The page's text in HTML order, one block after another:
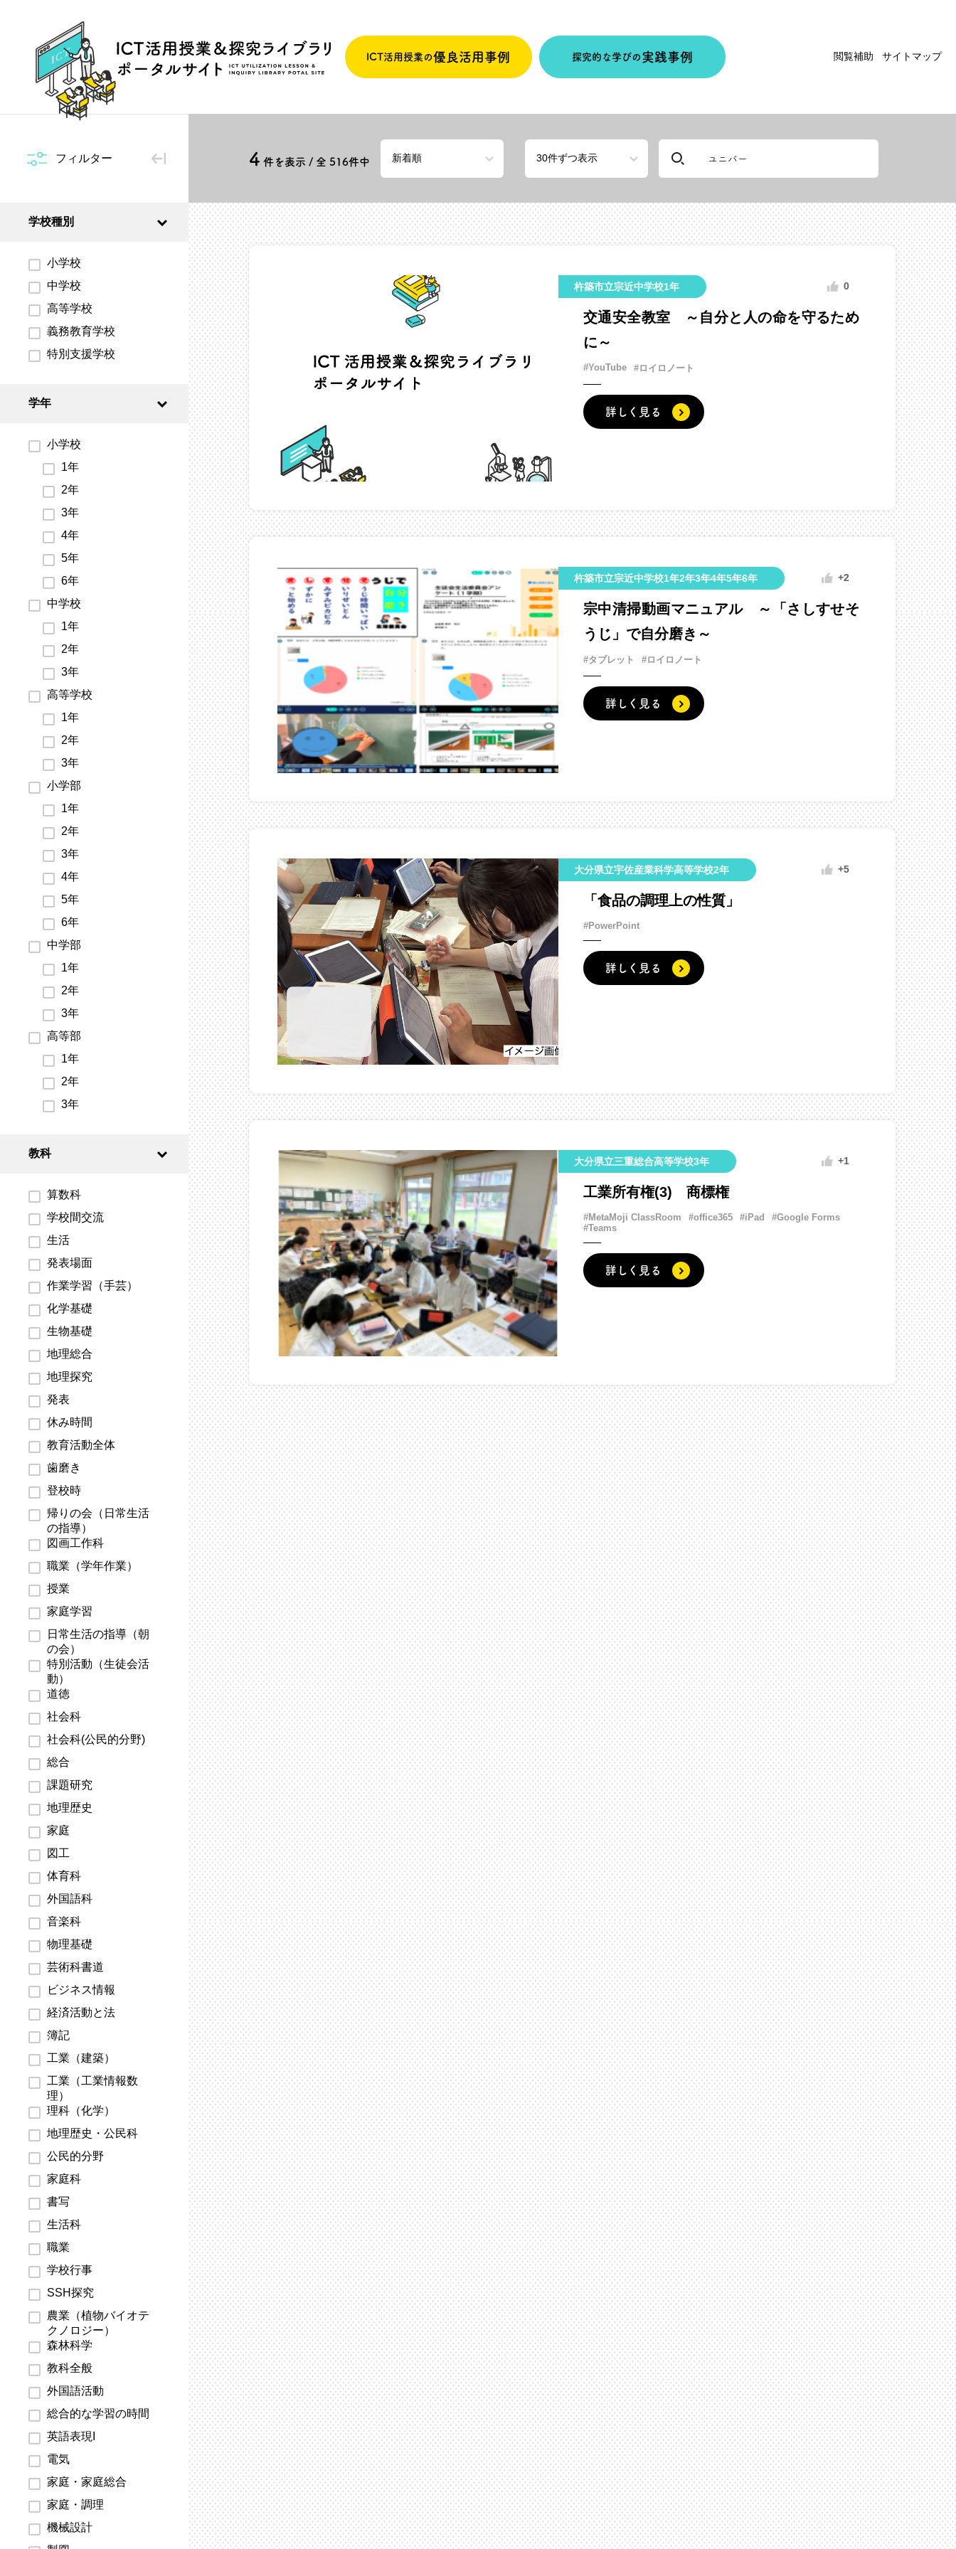
ICT活用授業の優良活用事例 探究的な学びの 実践事例 閲覧補助 サイトマップ
フィルター 4 件を表示 / 全 516件中
学校種別
小学校
中学校
高等学校
義務教育学校
特別支援学校
学年
小学校
1年
2年
3年
4年
5年
6年
中学校
1年
2年
3年
高等学校
1年
2年
3年
小学部
1年
2年
3年
4年
5年
6年
中学部
1年
2年
3年
高等部
1年
2年
3年
教科
算数科
学校間交流
生活
発表場面
作業学習（手芸）
化学基礎
生物基礎
地理総合
地理探究
発表
休み時間
教育活動全体
歯磨き
登校時
帰りの会（日常生活
の指導）
図画工作科
職業（学年作業）
授業
家庭学習
日常生活の指導（朝
の会）
特別活動（生徒会活
動）
道徳
社会科
社会科(公民的分野)
総合
課題研究
地理歴史
家庭
図工
体育科
外国語科
音楽科
物理基礎
芸術科書道
ビジネス情報
経済活動と法
簿記
工業（建築）
工業（工業情報数
理）
理科（化学）
地理歴史・公民科
公民的分野
家庭科
書写
生活科
職業
学校行事
SSH探究
農業（植物バイオテ
クノロジー）
森林科学
教科全般
外国語活動
総合的な学習の時間
英語表現I
電気
家庭・家庭総合
家庭・調理
機械設計
杵築市立宗近中学校1年 0
交通安全教室 ～自分と人の命を守るため
に～
#YouTube #ロイロノート
詳しく見る
杵築市立宗近中学校1年2年3年4年5年6年 +2
宗中清掃動画マニュアル ～「さしすせそ
うじ」で自分磨き～
#タブレット #ロイロノート
詳しく見る
大分県立宇佐産業科学高等学校2年 +5
「食品の調理上の性質」
#PowerPoint
詳しく見る
大分県立三重総合高等学校3年 +1
工業所有権(3) 商標権
#MetaMoji ClassRoom #office365 #iPad
#Google Forms
#Teams
詳しく見る